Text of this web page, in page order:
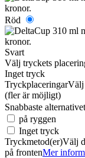
Röd
Svart
Välj tryckets
Inget tryck
TryckplaceringarVälj
(fler är möjligt)
Snabbaste alternativet
på ryggen
Inget tryck
Tryckmetod(er)Välj
på frontenMer